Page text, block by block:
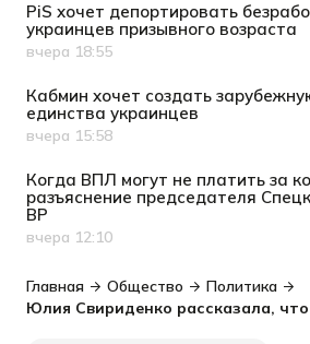
PiS хочет депортировать
украинцев призывного возраста
Дата публикации
вчера 18:55
Кабмин хочет создать
единства украинцев
Дата публикации
вчера 15:58
Когда ВПЛ могут не платить за
разъяснение председателя
ВР
Дата публикации
вчера 12:10
Главная Общество
Политика